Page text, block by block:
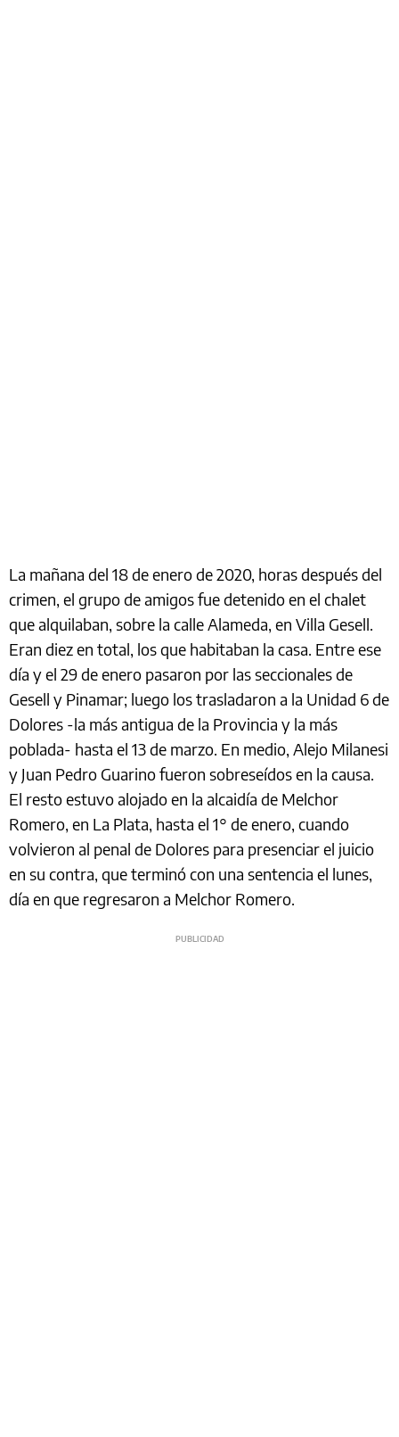
La mañana del 18 de enero de 2020, horas después del
crimen, el grupo de amigos fue detenido en el chalet
que alquilaban, sobre la calle Alameda, en Villa Gesell.
Eran diez en total, los que habitaban la casa. Entre ese
día y el 29 de enero pasaron por las seccionales de
Gesell y Pinamar; luego los trasladaron a la Unidad 6 de
Dolores -la más antigua de la Provincia y la más
poblada- hasta el 13 de marzo. En medio, Alejo Milanesi
y Juan Pedro Guarino fueron sobreseídos en la causa.
El resto estuvo alojado en la alcaidía de Melchor
Romero, en La Plata, hasta el 1° de enero, cuando
volvieron al penal de Dolores para presenciar el juicio
en su contra, que terminó con una sentencia el lunes,
día en que regresaron a Melchor Romero.